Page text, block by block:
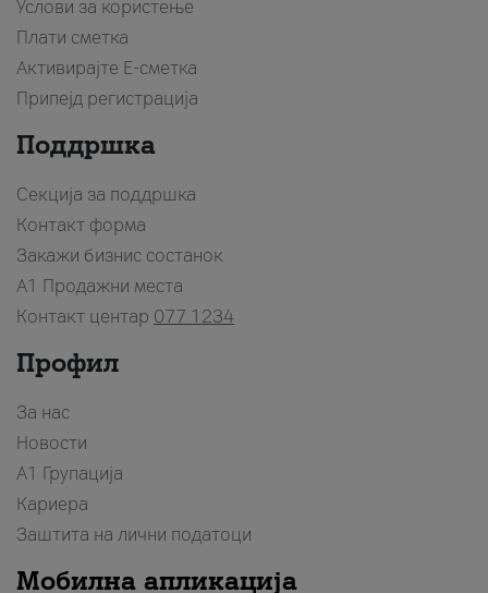
Услови за користење
Плати сметка
Активирајте Е-сметка
Припејд регистрација
Поддршка
Секција за поддршка
Контакт форма
Закажи бизнис состанок
A1 Продажни места
Контакт центар 077 1234
Профил
За нас
Новости
А1 Групација
Кариера
Заштита на лични податоци
Мобилна апликација